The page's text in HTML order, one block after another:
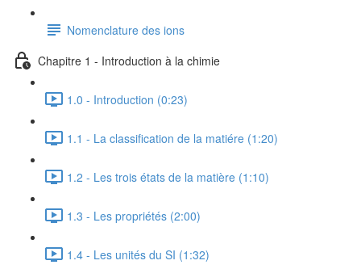
Nomenclature des ions
Chapitre 1 - Introduction à la chimie
1.0 - Introduction (0:23)
1.1 - La classification de la matiére (1:20)
1.2 - Les trois états de la matière (1:10)
1.3 - Les propriétés (2:00)
1.4 - Les unités du SI (1:32)